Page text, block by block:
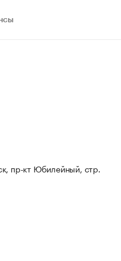
пр-кт Юбилейный, стр.